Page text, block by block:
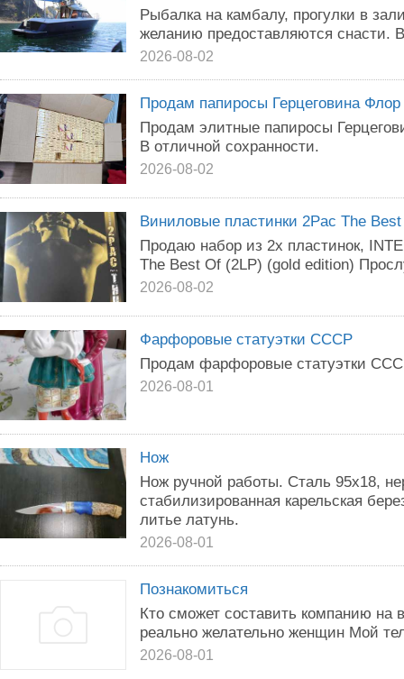
Рыбалка на камбалу, прогулки в
желанию предоставляются снасти.
2026-08-02
Продам папиросы Герцеговина Флор
Продам элитные папиросы
В отличной сохранности.
2026-08-02
Виниловые пластинки 2Pac The
Продаю набор из 2х пластинок,
The Best Of (2LP) (gold edition)
2026-08-02
Фарфоровые статуэтки СССР
Продам фарфоровые статуэтки
2026-08-01
Нож
Нож ручной работы. Сталь 95х18,
стабилизированная карельская
литье латунь.
2026-08-01
Познакомиться
Кто сможет составить компанию на
реально желательно женщин Мой
2026-08-01